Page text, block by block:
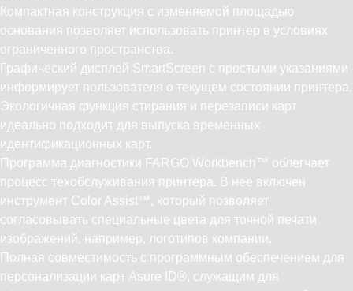
Компактная конструкция с изменяемой площадью
основания позволяет использовать принтер в условиях
ограниченного пространства.
Графический дисплей SmartScreen с простыми указаниями
информирует пользователя о текущем состоянии принтера.
Экологичная функция стирания и перезаписи карт
идеально подходит для выпуска временных
идентификационных карт.
Программа диагностики FARGO Workbench™ облегчает
процесс техобслуживания принтера. В нее включен
инструмент Color Assist™, который позволяет
согласовывать специальные цвета для точной печати
изображений, например, логотипов компании.
Полная совместимость с программным обеспечением для
персонализации карт Asure ID®, служащим для